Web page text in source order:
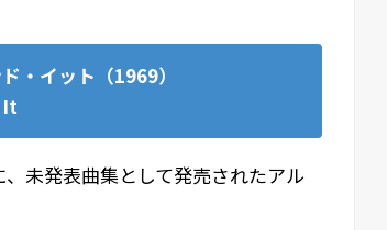
・イット（1969）
It
未発表曲集として発売されたアル